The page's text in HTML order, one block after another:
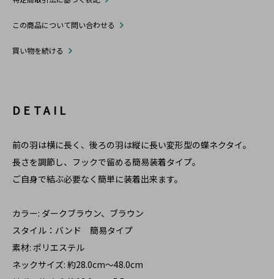
この商品について問い合わせる
買い物を続ける
DETAIL
前の羽は横に長く、後ろの羽は縦に長い変形型の蝶ネクタイ。
長さを調節し、フックで留める簡易装着タイプ。
ご自身で結ぶ必要なく簡単に装着出来ます。
カラー: ダークブラウン、ブラウン
スタイル：バンド 簡易タイプ
素材: ポリエステル
ネックサイズ: 約28.0cm～48.0cm